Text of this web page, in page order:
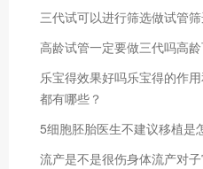
三代试可以进行筛选做试管
高龄试管一定要做三代吗高
乐宝得效果好吗乐宝得的作
都有哪些？
5细胞胚胎医生不建议移植是
流产是不是很伤身体流产对